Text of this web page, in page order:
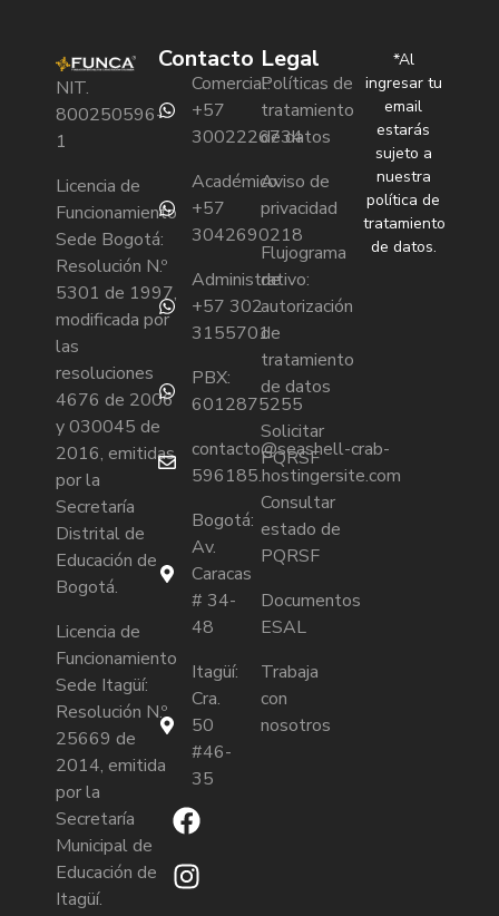
NIT.
800250596-
1
Licencia de
Funcionamiento
Sede Bogotá:
Resolución N.º
5301 de 1997,
modificada por
las
resoluciones
4676 de 2006
y 030045 de
2016, emitidas
por la
Secretaría
Distrital de
Educación de
Bogotá.
Licencia de
Funcionamiento
Sede Itagüí:
Resolución N.º
25669 de
2014, emitida
por la
Secretaría
Municipal de
Educación de
Itagüí.
Contacto
Comercial:
+57
3002226734
Académico:
+57
3042690218
Administrativo:
+57 302
3155701
PBX:
6012875255
contacto@seashell-crab-
596185.hostingersite.com
Bogotá:
Av.
Caracas
# 34-
48
Itagüí:
Cra.
50
#46-
35
Legal
Políticas de
tratamiento
de datos
Aviso de
privacidad
Flujograma
de
autorización
de
tratamiento
de datos
Solicitar
PQRSF
Consultar
estado de
PQRSF
Documentos
ESAL
Trabaja
con
nosotros
*Al
ingresar tu
email
estarás
sujeto a
nuestra
política de
tratamiento
de datos.